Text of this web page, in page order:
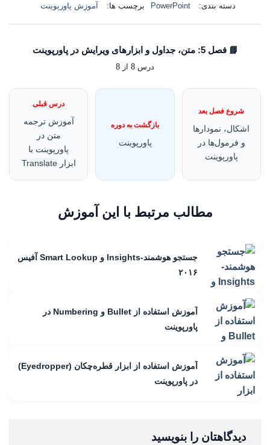
دسته بندی: PowerPoint برچسب ها: آموزش پاورپوینت
📘 فصل 5: متن، جداول و ابزارهای ویرایش در پاورپوینت
درس 8 از 8
شروع فصل بعد
اشکال، نمودارها
و فرمول‌ها در
پاورپوینت
بازگشت به دوره
پاورپوینت
درس قبلی
آموزش ترجمه
متن در
پاورپوینت با
ابزار Translate
مطالب مرتبط با این آموزش
جستجو هوشمند-Insights و Smart Lookup آفیس
۲۰۱۶
آموزش استفاده از Bullet و Numbering در
پاورپوینت
آموزش استفاده از ابزار قطره‌چکان (Eyedropper)
در پاورپوینت
دیدگاهتان را بنویسید